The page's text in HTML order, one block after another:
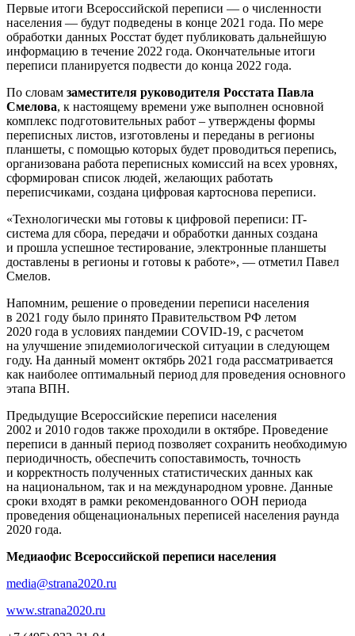
Первые итоги Всероссийской переписи — о численности
населения — будут подведены в конце 2021 года. По мере
обработки данных Росстат будет публиковать дальнейшую
информацию в течение 2022 года. Окончательные итоги
переписи планируется подвести до конца 2022 года.
По словам заместителя руководителя Росстата Павла
Смелова, к настоящему времени уже выполнен основной
комплекс подготовительных работ – утверждены формы
переписных листов, изготовлены и переданы в регионы
планшеты, с помощью которых будет проводиться перепись,
организована работа переписных комиссий на всех уровнях,
сформирован список людей, желающих работать
переписчиками, создана цифровая картоснова переписи.
«Технологически мы готовы к цифровой переписи: IT-
система для сбора, передачи и обработки данных создана
и прошла успешное тестирование, электронные планшеты
доставлены в регионы и готовы к работе», — отметил Павел
Смелов.
Напомним, решение о проведении переписи населения
в 2021 году было принято Правительством РФ летом
2020 года в условиях пандемии COVID-19, с расчетом
на улучшение эпидемиологической ситуации в следующем
году. На данный момент октябрь 2021 года рассматривается
как наиболее оптимальный период для проведения основного
этапа ВПН.
Предыдущие Всероссийские переписи населения
2002 и 2010 годов также проходили в октябре. Проведение
переписи в данный период позволяет сохранить необходимую
периодичность, обеспечить сопоставимость, точность
и корректность полученных статистических данных как
на национальном, так и на международном уровне. Данные
сроки входят в рамки рекомендованного ООН периода
проведения общенациональных переписей населения раунда
2020 года.
Медиаофис Всероссийской переписи населения
media@strana2020.ru
www.strana2020.ru